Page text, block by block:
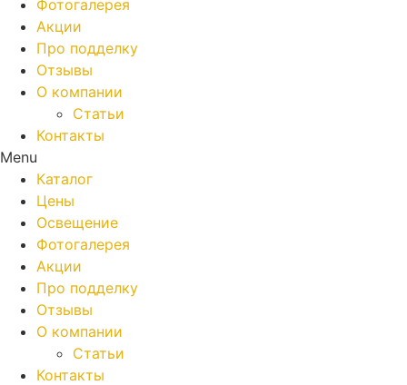
Фотогалерея
Акции
Про подделку
Отзывы
О компании
Статьи
Контакты
Menu
Каталог
Цены
Освещение
Фотогалерея
Акции
Про подделку
Отзывы
О компании
Статьи
Контакты